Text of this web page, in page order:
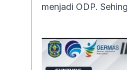
menjadi ODP.